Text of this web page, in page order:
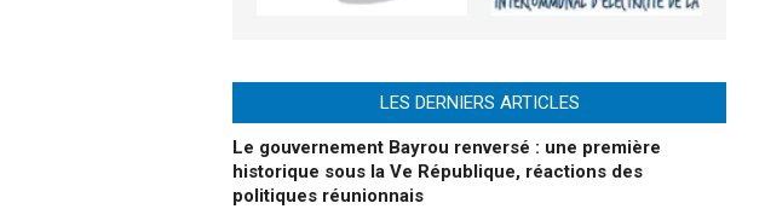
LES DERNIERS ARTICLES
Le gouvernement Bayrou renversé : une première
historique sous la Ve République, réactions des
politiques réunionnais